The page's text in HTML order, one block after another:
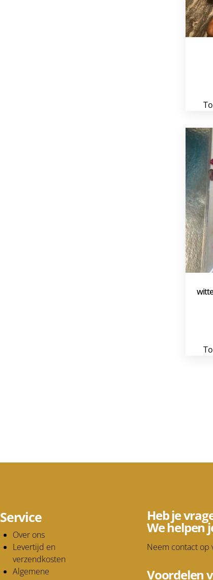
Service
Over ons
Levertijd en
verzendkosten
Algemene
Heb je
We helpen
Neem contact op
Voordelen